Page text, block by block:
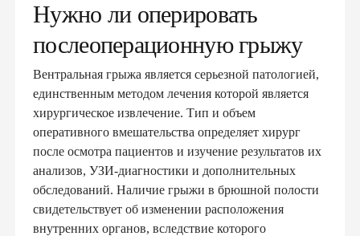
Нужно ли оперировать
послеоперационную грыжу
Вентральная грыжа является серьезной патологией,
единственным методом лечения которой является
хирургическое извлечение. Тип и объем
оперативного вмешательства определяет хирург
после осмотра пациентов и изучение результатов их
анализов, УЗИ-диагностики и дополнительных
обследований. Наличие грыжи в брюшной полости
свидетельствует об изменении расположения
внутренних органов, вследствие которого